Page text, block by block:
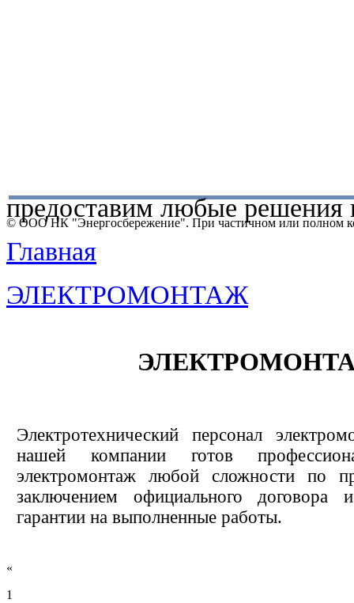
© ООО НК "Энергосбережение". При частичном или полном
предоставим любые решения
Главная
ЭЛЕКТРОМОНТАЖ
Электротехнический персонал
нашей компании готов
электромонтаж любой сложности по
заключением официального договора
гарантии на выполненные работы.
«
1